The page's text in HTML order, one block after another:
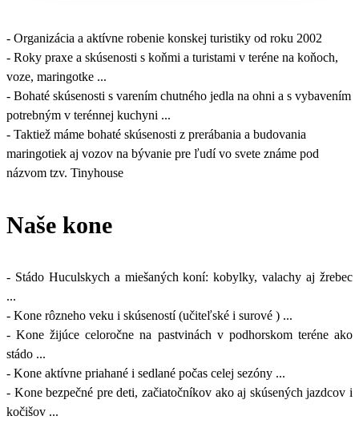
- Organizácia a aktívne robenie konskej turistiky od roku 2002
- Roky praxe a skúsenosti s koňmi a turistami v teréne na koňoch,
voze, maringotke ...
- Bohaté skúsenosti s varením chutného jedla na ohni a s vybavením
potrebným v terénnej kuchyni ...
- Taktiež máme bohaté skúsenosti z prerábania a budovania
maringotiek aj vozov na bývanie pre ľudí vo svete známe pod
názvom tzv. Tinyhouse
Naše kone
- Stádo Huculskych a miešaných koní: kobylky, valachy aj žrebec
...
- Kone rôzneho veku i skúseností (učiteľské i surové ) ...
- Kone žijúce celoročne na pastvinách v podhorskom teréne ako
stádo ...
- Kone aktívne priahané i sedlané počas celej sezóny ...
- Kone bezpečné pre deti, začiatočníkov ako aj skúsených jazdcov i
kočišov ...